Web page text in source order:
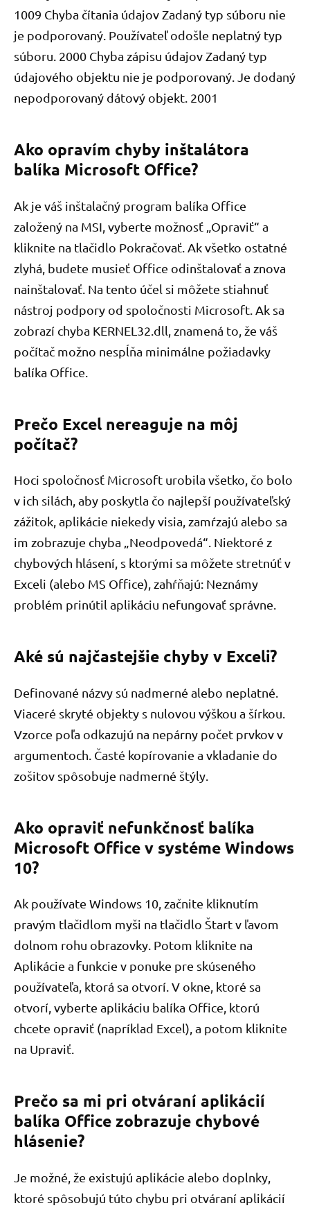
1009 Chyba čítania údajov Zadaný typ súboru nie
je podporovaný. Používateľ odošle neplatný typ
súboru. 2000 Chyba zápisu údajov Zadaný typ
údajového objektu nie je podporovaný. Je dodaný
nepodporovaný dátový objekt. 2001
Ako opravím chyby inštalátora
balíka Microsoft Office?
Ak je váš inštalačný program balíka Office
založený na MSI, vyberte možnosť „Opraviť“ a
kliknite na tlačidlo Pokračovať. Ak všetko ostatné
zlyhá, budete musieť Office odinštalovať a znova
nainštalovať. Na tento účel si môžete stiahnuť
nástroj podpory od spoločnosti Microsoft. Ak sa
zobrazí chyba KERNEL32.dll, znamená to, že váš
počítač možno nespĺňa minimálne požiadavky
balíka Office.
Prečo Excel nereaguje na môj
počítač?
Hoci spoločnosť Microsoft urobila všetko, čo bolo
v ich silách, aby poskytla čo najlepší používateľský
zážitok, aplikácie niekedy visia, zamŕzajú alebo sa
im zobrazuje chyba „Neodpovedá“. Niektoré z
chybových hlásení, s ktorými sa môžete stretnúť v
Exceli (alebo MS Office), zahŕňajú: Neznámy
problém prinútil aplikáciu nefungovať správne.
Aké sú najčastejšie chyby v Exceli?
Definované názvy sú nadmerné alebo neplatné.
Viaceré skryté objekty s nulovou výškou a šírkou.
Vzorce poľa odkazujú na nepárny počet prvkov v
argumentoch. Časté kopírovanie a vkladanie do
zošitov spôsobuje nadmerné štýly.
Ako opraviť nefunkčnosť balíka
Microsoft Office v systéme Windows
10?
Ak používate Windows 10, začnite kliknutím
pravým tlačidlom myši na tlačidlo Štart v ľavom
dolnom rohu obrazovky. Potom kliknite na
Aplikácie a funkcie v ponuke pre skúseného
používateľa, ktorá sa otvorí. V okne, ktoré sa
otvorí, vyberte aplikáciu balíka Office, ktorú
chcete opraviť (napríklad Excel), a potom kliknite
na Upraviť.
Prečo sa mi pri otváraní aplikácií
balíka Office zobrazuje chybové
hlásenie?
Je možné, že existujú aplikácie alebo doplnky,
ktoré spôsobujú túto chybu pri otváraní aplikácií